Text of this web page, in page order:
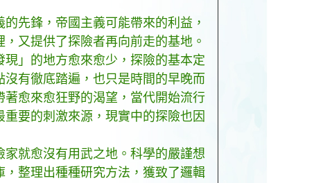
先鋒，帝國主義可能帶來的利益，
又提供了探險者再向前走的基地。
」的地方愈來愈少，探險的基本定
有徹底踏遍，也只是時間的早晚而
愈來愈狂野的渴望，當代開始流行
要的刺激來源，現實中的探險也因
就愈沒有用武之地。科學的嚴謹想
整理出種種研究方法，獲致了邏輯